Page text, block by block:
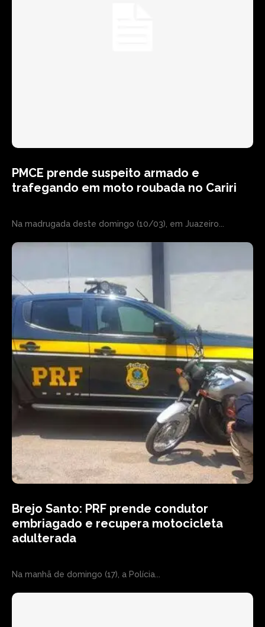
PMCE prende suspeito armado e
trafegando em moto roubada no Cariri
Na madrugada deste domingo (10/03), em Juazeiro...
Brejo Santo: PRF prende condutor
embriagado e recupera motocicleta
adulterada
Na manhã de domingo (17), a Polícia...